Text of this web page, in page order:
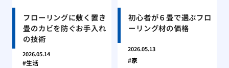
フローリングに敷く置き
畳のカビを防ぐお手入れ
の技術
2026.05.14
生活
初心者が６畳で選ぶフロ
ーリング材の価格
2026.05.13
家